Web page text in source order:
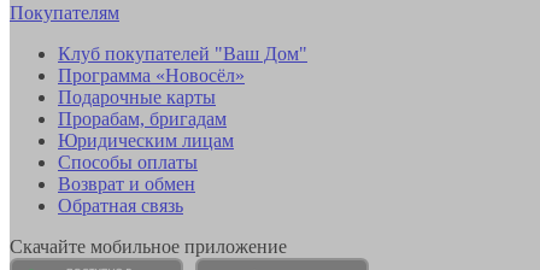
Покупателям
Клуб покупателей "Ваш Дом"
Программа «Новосёл»
Подарочные карты
Прорабам, бригадам
Юридическим лицам
Способы оплаты
Возврат и обмен
Обратная связь
Скачайте мобильное приложение